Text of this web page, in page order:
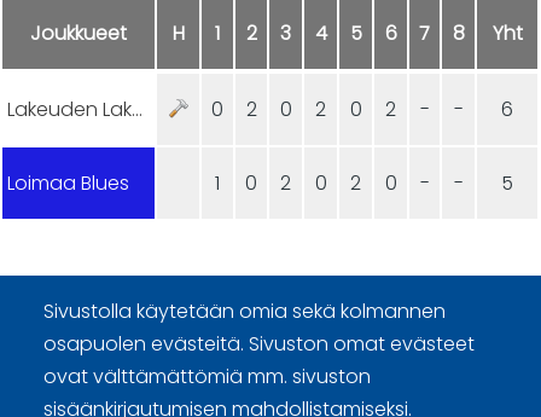
Joukkueet H 1 2 3 4 5 6 7 8 Yht
Lakeuden Lakaisijat 0 2 0 2 0 2 - - 6
Loimaa Blues 1 0 2 0 2 0 - - 5
Sivustolla käytetään omia sekä kolmannen
osapuolen evästeitä. Sivuston omat evästeet
ovat välttämättömiä mm. sivuston
sisäänkirjautumisen mahdollistamiseksi.
Curling Finland